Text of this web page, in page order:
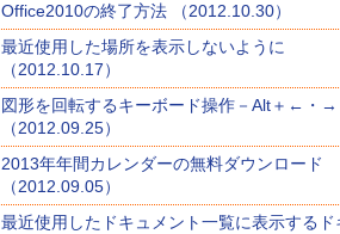
Office2010の終了方法 （2012.10.30）
最近使用した場所を表示しないように
（2012.10.17）
図形を回転するキーボード操作－Alt＋←・→
（2012.09.25）
2013年年間カレンダーの無料ダウンロード
（2012.09.05）
最近使用したドキュメント一覧に表示するド